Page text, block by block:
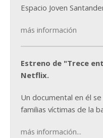
Espacio Joven
más información
Estreno de "Trece
Netflix.
Un documental en él
familias víctimas de la
más información...